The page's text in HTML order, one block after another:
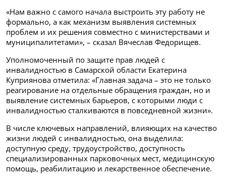
«Нам важно с самого начала выстроить эту работу не
формально, а как механизм выявления системных
проблем и их решения совместно с министерствами и
муниципалитетами», – сказал Вячеслав Федорищев.
Уполномоченный по защите прав людей с
инвалидностью в Самарской области Екатерина
Куприянова отметила: «Главная задача – это не только
реагирование на отдельные обращения граждан, но и
выявление системных барьеров, с которыми люди с
инвалидностью сталкиваются в повседневной жизни».
В числе ключевых направлений, влияющих на качество
жизни людей с инвалидностью, она выделила:
доступную среду, трудоустройство, доступность
специализированных парковочных мест, медицинскую
помощь, реабилитацию и лекарственное обеспечение.